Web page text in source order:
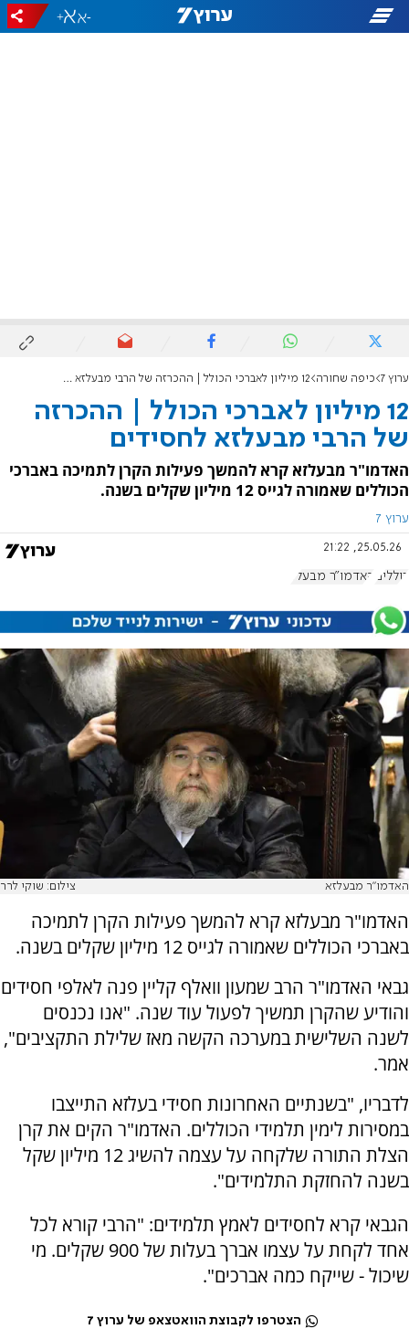
-
+
ערוץ 7 כיפה שחורה 12 מיליון לאברכי הכולל | ההכרזה של הרבי מבעלזא לחסידים
12 מיליון לאברכי הכולל | ההכרזה
של הרבי מבעלזא לחסידים
האדמו"ר מבעלזא קרא להמשך פעילות הקרן לתמיכה באברכי
הכוללים שאמורה לגייס 12 מיליון שקלים בשנה.
ערוץ 7
25.05.26, 21:22
כוללים האדמו"ר מבעלז
האדמו"ר מבעלזא צילום: שוקי לרר
האדמו"ר מבעלזא קרא להמשך פעילות הקרן לתמיכה
באברכי הכוללים שאמורה לגייס 12 מיליון שקלים בשנה.
גבאי האדמו"ר הרב שמעון וואלף קליין פנה לאלפי חסידים
והודיע שהקרן תמשיך לפעול עוד שנה. "אנו נכנסים
לשנה השלישית במערכה הקשה מאז שלילת התקציבים",
אמר.
לדבריו, "בשנתיים האחרונות חסידי בעלזא התייצבו
במסירות לימין תלמידי הכוללים. האדמו"ר הקים את קרן
הצלת התורה שלקחה על עצמה להשיג 12 מיליון שקל
בשנה להחזקת התלמידים".
הגבאי קרא לחסידים לאמץ תלמידים: "הרבי קורא לכל
אחד לקחת על עצמו אברך בעלות של 900 שקלים. מי
שיכול - שייקח כמה אברכים".
הצטרפו לקבוצת הוואטצאפ של ערוץ 7